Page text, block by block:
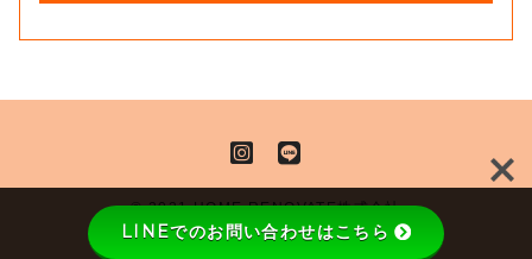
© 2021 HOME RENOVATE株式会社
LINEでのお問い合わせはこちら